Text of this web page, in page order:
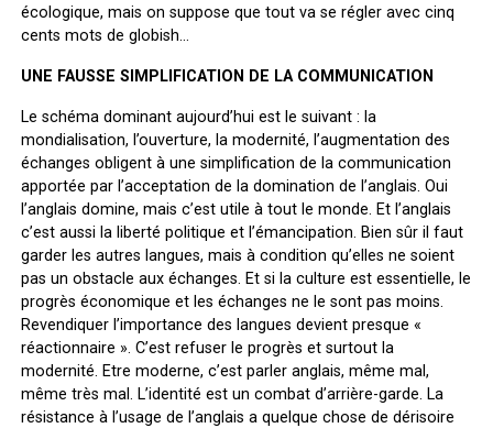
écologique, mais on suppose que tout va se régler avec cinq
cents mots de globish…
UNE FAUSSE SIMPLIFICATION DE LA COMMUNICATION
Le schéma dominant aujourd’hui est le suivant : la
mondialisation, l’ouverture, la modernité, l’augmentation des
échanges obligent à une simplification de la communication
apportée par l’acceptation de la domination de l’anglais. Oui
l’anglais domine, mais c’est utile à tout le monde. Et l’anglais
c’est aussi la liberté politique et l’émancipation. Bien sûr il faut
garder les autres langues, mais à condition qu’elles ne soient
pas un obstacle aux échanges. Et si la culture est essentielle, le
progrès économique et les échanges ne le sont pas moins.
Revendiquer l’importance des langues devient presque «
réactionnaire ». C’est refuser le progrès et surtout la
modernité. Etre moderne, c’est parler anglais, même mal,
même très mal. L’identité est un combat d’arrière-garde. La
résistance à l’usage de l’anglais a quelque chose de dérisoire